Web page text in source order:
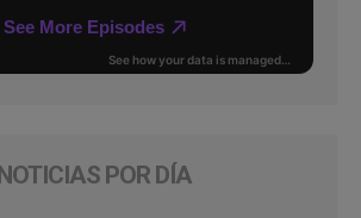
NOTICIAS POR DÍA